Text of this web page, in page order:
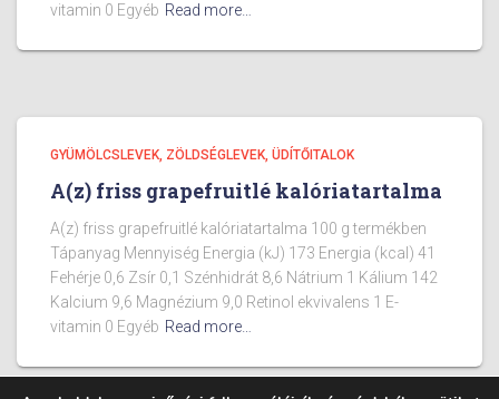
vitamin 0 Egyéb Read more…
GYÜMÖLCSLEVEK, ZÖLDSÉGLEVEK, ÜDÍTŐITALOK
A(z) friss grapefruitlé kalóriatartalma
A(z) friss grapefruitlé kalóriatartalma 100 g termékben
Tápanyag Mennyiség Energia (kJ) 173 Energia (kcal) 41
Fehérje 0,6 Zsír 0,1 Szénhidrát 8,6 Nátrium 1 Kálium 142
Kalcium 9,6 Magnézium 9,0 Retinol ekvivalens 1 E-
vitamin 0 Egyéb Read more…